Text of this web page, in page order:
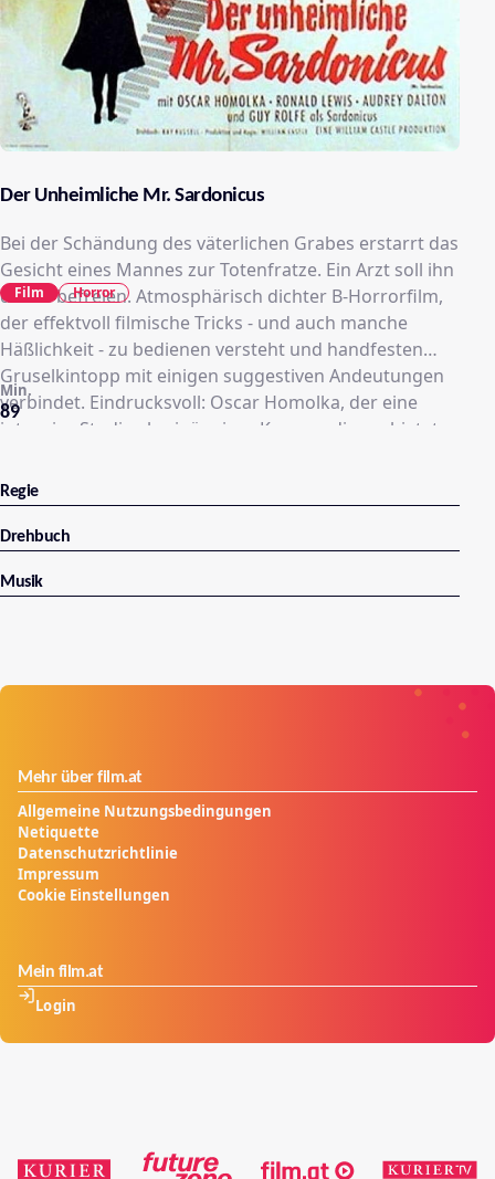
Der Unheimliche Mr. Sardonicus
Bei der Schändung des väterlichen Grabes erstarrt das
Gesicht eines Mannes zur Totenfratze. Ein Arzt soll ihn
davon befreien. Atmosphärisch dichter B-Horrorfilm,
der effektvoll filmische Tricks - und auch manche
Häßlichkeit - zu bedienen versteht und handfesten
Gruselkintopp mit einigen suggestiven Andeutungen
verbindet. Eindrucksvoll: Oscar Homolka, der eine
intensive Studie als einäugiger Kammerdiener bietet...
89
Min.
Film Horror
Regie
Drehbuch
Musik
Mehr über film.at
Allgemeine Nutzungsbedingungen
Netiquette
Datenschutzrichtlinie
Impressum
Cookie Einstellungen
Mein film.at
Login